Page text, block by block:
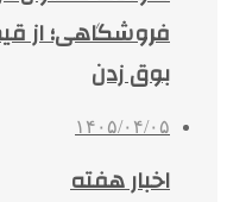
فروشگاهی؛ از
بوق زدن
۱۴۰۵/۰۴/۰۵
اخبار هفته